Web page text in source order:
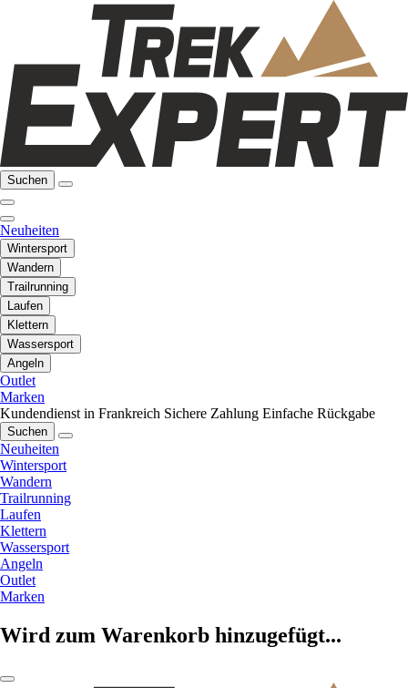
Suchen
Neuheiten
Wintersport
Wandern
Trailrunning
Laufen
Klettern
Wassersport
Angeln
Outlet
Marken
Kundendienst in Frankreich Sichere Zahlung Einfache Rückgabe
Suchen
Neuheiten
Wintersport
Wandern
Trailrunning
Laufen
Klettern
Wassersport
Angeln
Outlet
Marken
Wird zum Warenkorb hinzugefügt...